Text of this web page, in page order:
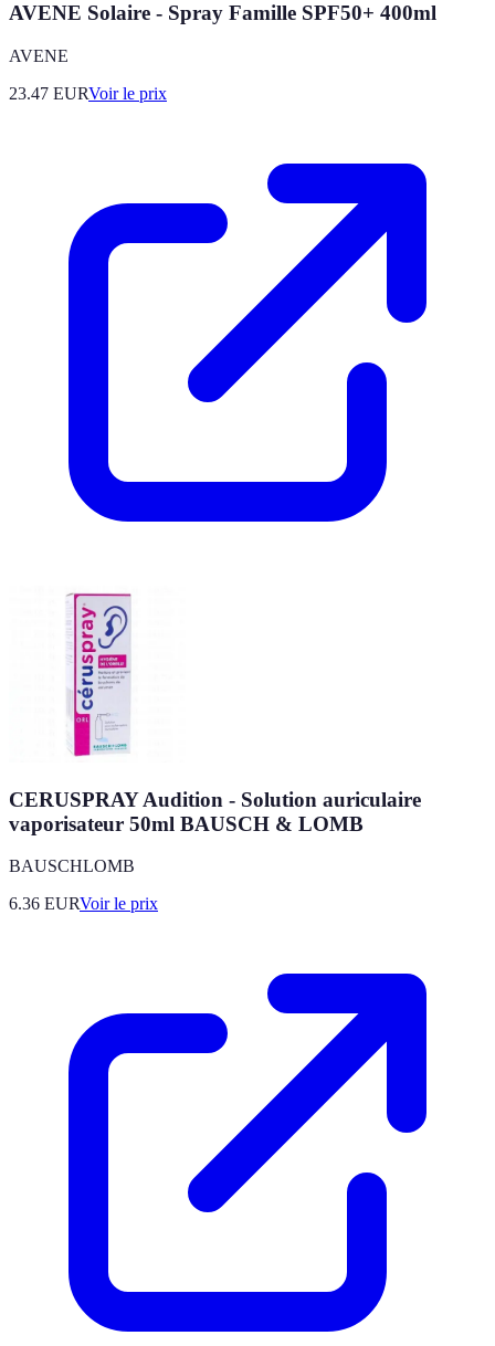
AVENE Solaire - Spray Famille SPF50+ 400ml
AVENE
23.47 EURVoir le prix
CERUSPRAY Audition - Solution auriculaire
vaporisateur 50ml BAUSCH & LOMB
BAUSCHLOMB
6.36 EURVoir le prix